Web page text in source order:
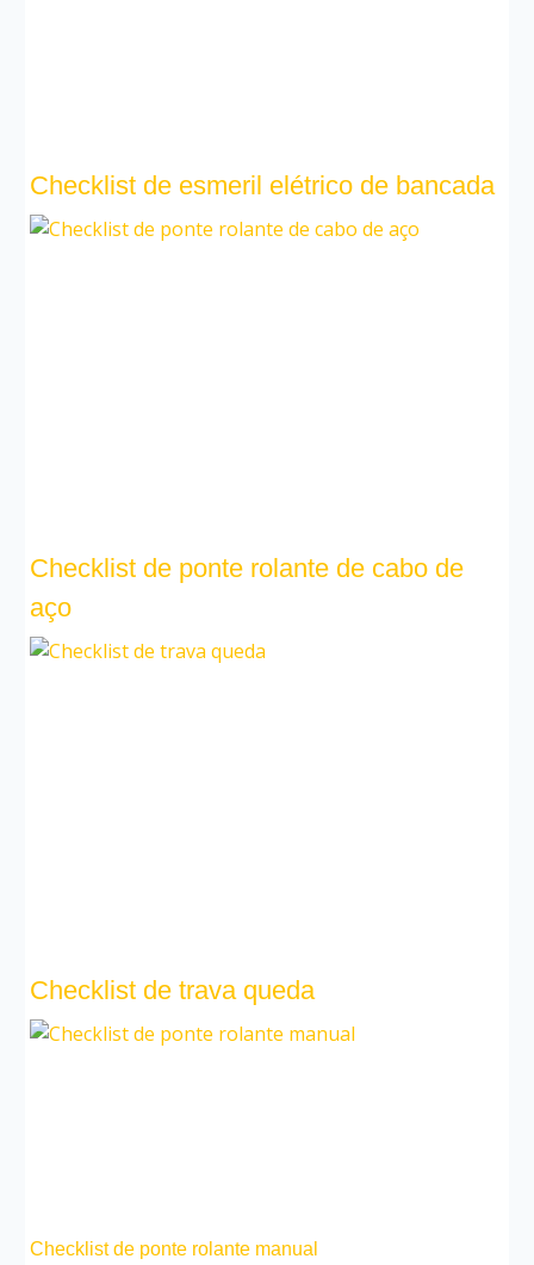
Checklist de esmeril elétrico de bancada
Checklist de ponte rolante de cabo de
aço
Checklist de trava queda
Checklist de ponte rolante manual